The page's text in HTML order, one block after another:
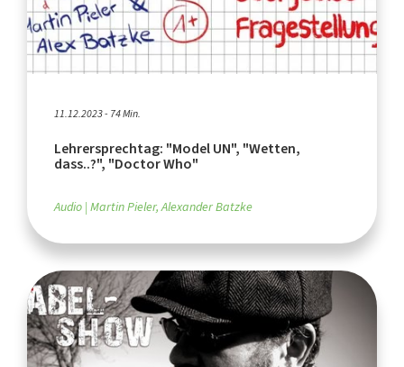
11.12.2023 - 74 Min.
Lehrersprechtag: "Model UN", "Wetten,
dass..?", "Doctor Who"
Audio Martin Pieler, Alexander Batzke